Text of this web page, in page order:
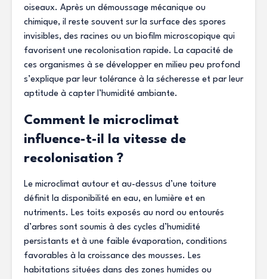
oiseaux. Après un démoussage mécanique ou
chimique, il reste souvent sur la surface des spores
invisibles, des racines ou un biofilm microscopique qui
favorisent une recolonisation rapide. La capacité de
ces organismes à se développer en milieu peu profond
s’explique par leur tolérance à la sécheresse et par leur
aptitude à capter l’humidité ambiante.
Comment le microclimat
influence-t-il la vitesse de
recolonisation ?
Le microclimat autour et au-dessus d’une toiture
définit la disponibilité en eau, en lumière et en
nutriments. Les toits exposés au nord ou entourés
d’arbres sont soumis à des cycles d’humidité
persistants et à une faible évaporation, conditions
favorables à la croissance des mousses. Les
habitations situées dans des zones humides ou